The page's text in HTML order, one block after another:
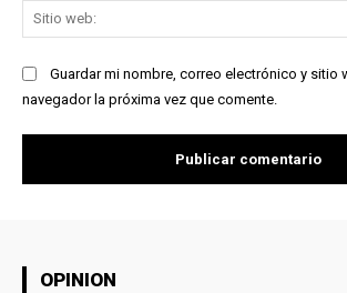
Guardar mi nombre, correo electrónico y sitio
navegador la próxima vez que comente.
OPINION